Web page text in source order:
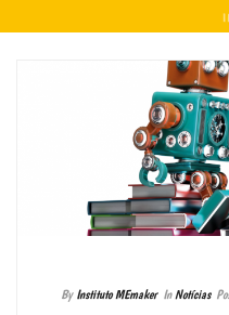
By Instituto MEmaker In Notícias